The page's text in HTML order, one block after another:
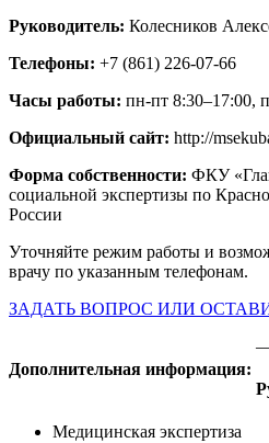
Руководитель: Колесников
Телефоны: +7 (861) 226-07-66
Часы работы: пн-пт 8:30–17:00,
Официальный сайт: http://
Форма собственности: ФКУ
социальной экспертизы по
России
Уточняйте режим работы и
врачу по указанным телефонам.
ЗАДАТЬ ВОПРОС ИЛИ
Дополнительная информация:
Медицинская экспертиза